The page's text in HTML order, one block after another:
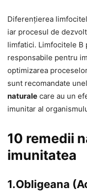
Diferențierea
iar procesul de
limfatici. Limfocitele
responsabile pentru
optimizarea
sunt recomandate
naturale care au un
imunitar al
10 remedii
imunitatea
1.Obligeana